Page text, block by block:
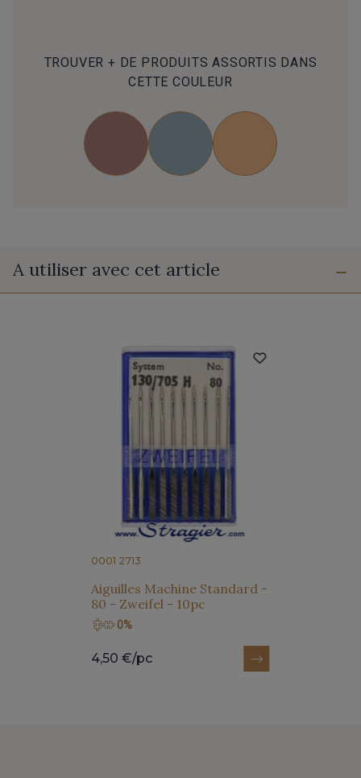
TROUVER + DE PRODUITS ASSORTIS DANS
CETTE COULEUR
A utiliser avec cet article
0001 2713
Aiguilles Machine Standard -
80 - Zweifel - 10pc
0%
4,50 €/pc